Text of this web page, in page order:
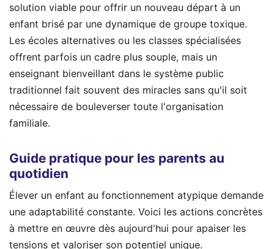
solution viable pour offrir un nouveau départ à un
enfant brisé par une dynamique de groupe toxique.
Les écoles alternatives ou les classes spécialisées
offrent parfois un cadre plus souple, mais un
enseignant bienveillant dans le système public
traditionnel fait souvent des miracles sans qu'il soit
nécessaire de bouleverser toute l'organisation
familiale.
Guide pratique pour les parents au
quotidien
Élever un enfant au fonctionnement atypique demande
une adaptabilité constante. Voici les actions concrètes
à mettre en œuvre dès aujourd'hui pour apaiser les
tensions et valoriser son potentiel unique.